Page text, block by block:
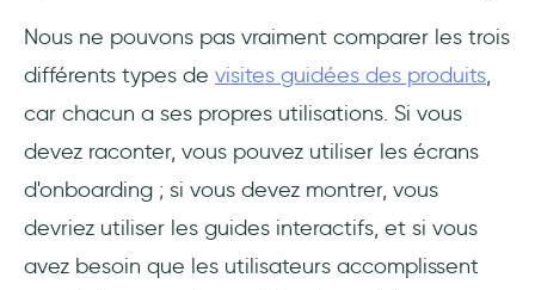
Nous ne pouvons pas vraiment comparer les trois
différents types de visites guidées des produits,
car chacun a ses propres utilisations. Si vous
devez raconter, vous pouvez utiliser les écrans
d'onboarding ; si vous devez montrer, vous
devriez utiliser les guides interactifs, et si vous
avez besoin que les utilisateurs accomplissent